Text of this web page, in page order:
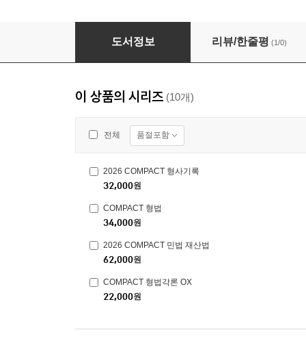
COMPACT 형사소송법 OX
도서정보 리뷰/한줄평 (1/0)
이 상품의 시리즈 (10개)
전체 품절포함
2026 COMPACT 형사기록
32,000원
COMPACT 형법
34,000원
2026 COMPACT 민법 재산법
62,000원
COMPACT 형법각론 OX
22,000원